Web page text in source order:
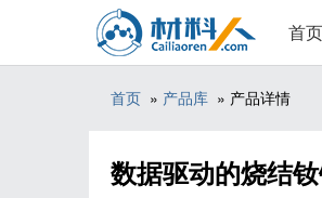
首页
首页 » 产品库 » 产品详情
数据驱动的烧结